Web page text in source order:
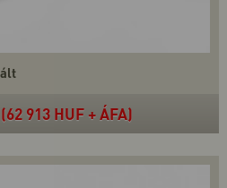
913 HUF + ÁFA)